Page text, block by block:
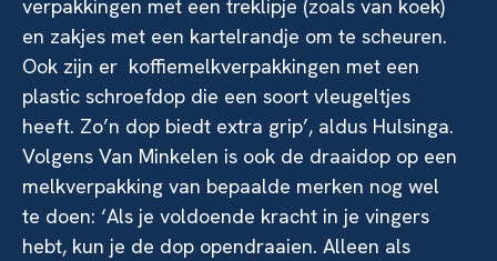
verpakkingen met een treklipje (zoals van koek)
en zakjes met een kartelrandje om te scheuren.
Ook zijn er koffiemelkverpakkingen met een
plastic schroefdop die een soort vleugeltjes
heeft. Zo’n dop biedt extra grip’, aldus Hulsinga.
Volgens Van Minkelen is ook de draaidop op een
melkverpakking van bepaalde merken nog wel
te doen: ‘Als je voldoende kracht in je vingers
hebt, kun je de dop opendraaien. Alleen als